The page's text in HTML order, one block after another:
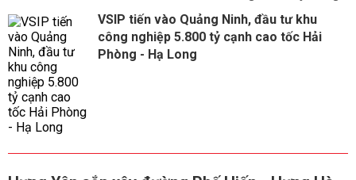
VSIP tiến vào Quảng Ninh, đầu tư khu
công nghiệp 5.800 tỷ cạnh cao tốc Hải
Phòng - Hạ Long